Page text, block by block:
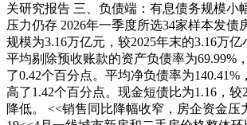
关研究报告 三、负债端：有息债务规模小
压力仍存 2026年一季度所选34家样本发债
规模为3.16万亿元，较2025年末的3.16万亿
平均剔除预收账款的资产负债率为69.99%
了0.42个百分点。平均净负债率为140.41%
高了1.42个百分点。现金短债比为1.16，较
降低。 <<销售同比降幅收窄，房企资金压